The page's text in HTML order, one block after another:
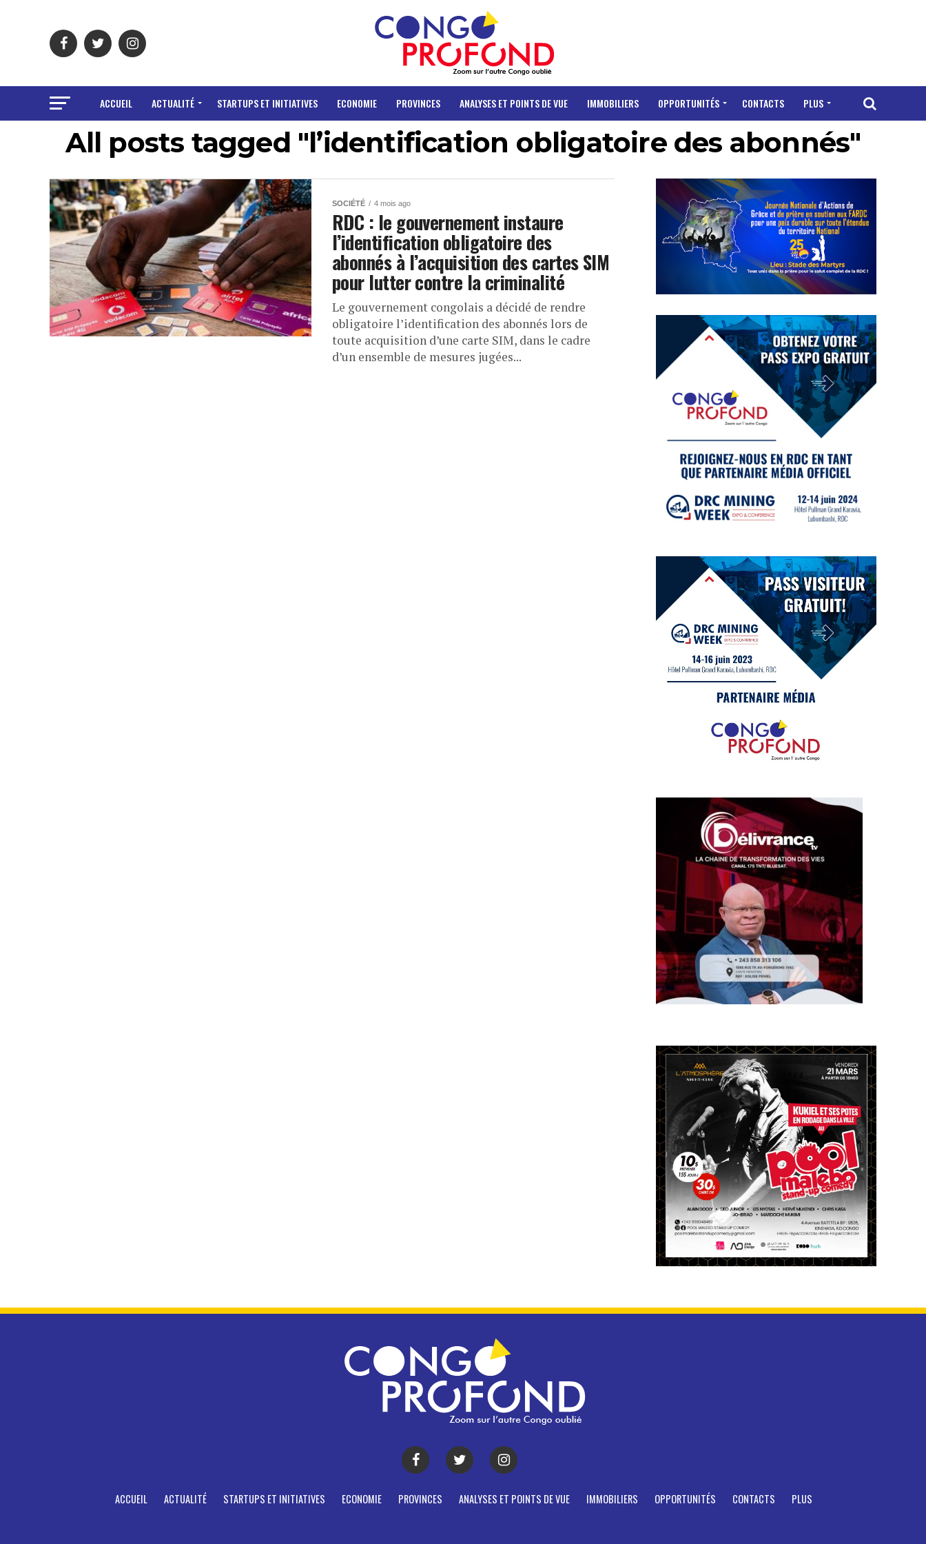
ACCUEIL ACTUALITÉ STARTUPS ET INITIATIVES ECONOMIE PROVINCES ANALYSES ET POINTS DE VUE IMMOBILIERS OPPORTUNITÉS CONTACTS PLUS
All posts tagged "l’identification obligatoire des abonnés"
SOCIÉTÉ 4 mois ago
RDC : le gouvernement instaure
l’identification obligatoire des
abonnés à l’acquisition des cartes SIM
pour lutter contre la criminalité
Le gouvernement congolais a décidé de rendre
obligatoire l’identification des abonnés lors de
toute acquisition d’une carte SIM, dans le cadre
d’un ensemble de mesures jugées...
ACCUEIL ACTUALITÉ STARTUPS ET INITIATIVES ECONOMIE PROVINCES ANALYSES ET POINTS DE VUE IMMOBILIERS OPPORTUNITÉS CONTACTS PLUS